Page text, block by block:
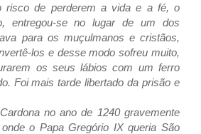
risco de perderem a vida e a fé, o
entregou-se no lugar de um dos
para os muçulmanos e cristãos,
los e desse modo sofreu muito,
os seus lábios com um ferro
Foi mais tarde libertado da prisão e
no ano de 1240 gravemente
o Papa Gregório IX queria São